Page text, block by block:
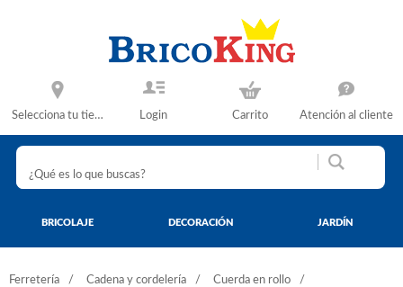
Selecciona tu tienda Login Carrito Atención al cliente
BRICOLAJE DECORACIÓN JARDÍN
Ferretería Cadena y cordelería
Cuerda en rollo